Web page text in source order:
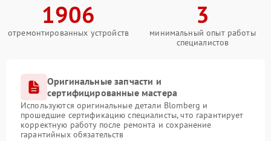
1906
отремонтированных устройств
3
минимальный опыт работы
специалистов
Оригинальные запчасти и
сертифицированные мастера
Используются оригинальные детали Blomberg и
прошедшие сертификацию специалисты, что гарантирует
корректную работу после ремонта и сохранение
гарантийных обязательств